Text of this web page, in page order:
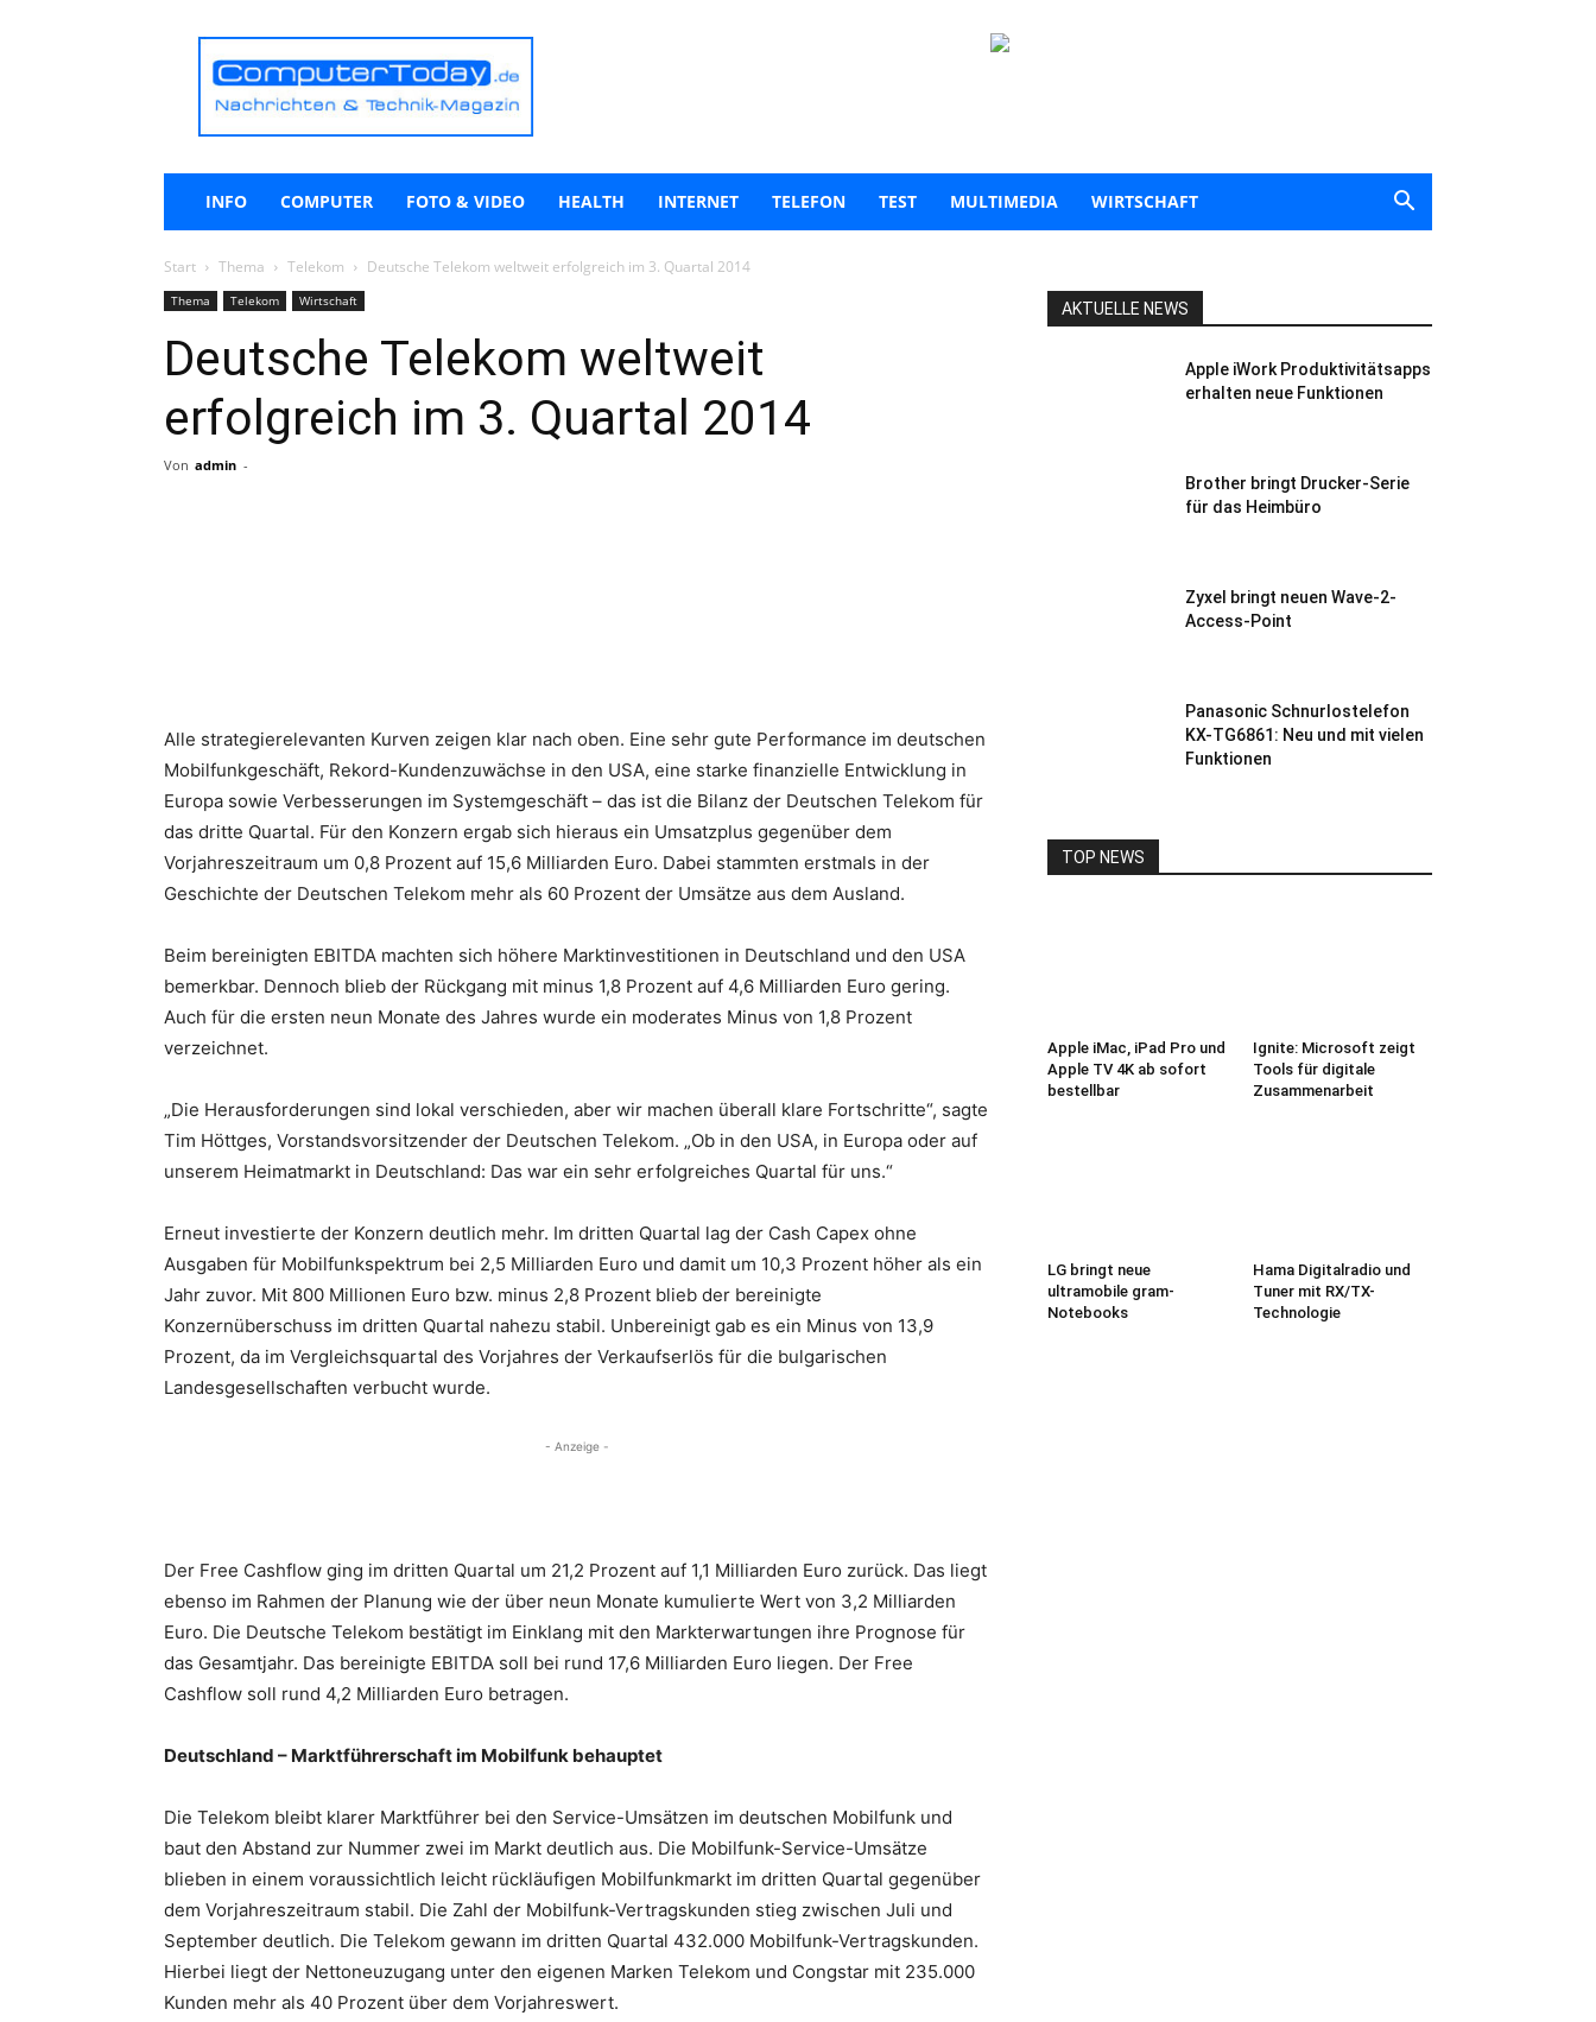
ComputerToday.de
INFO COMPUTER FOTO & VIDEO HEALTH INTERNET TELEFON TEST MULTIMEDIA WIRTSCHAFT
Start Thema Telekom Deutsche Telekom weltweit erfolgreich im 3. Quartal 2014
Thema Telekom Wirtschaft
Deutsche Telekom weltweit
erfolgreich im 3. Quartal 2014
Von admin -
Alle strategierelevanten Kurven zeigen klar nach oben. Eine sehr gute Performance im deutschen
Mobilfunkgeschäft, Rekord-Kundenzuwächse in den USA, eine starke finanzielle Entwicklung in
Europa sowie Verbesserungen im Systemgeschäft – das ist die Bilanz der Deutschen Telekom für
das dritte Quartal. Für den Konzern ergab sich hieraus ein Umsatzplus gegenüber dem
Vorjahreszeitraum um 0,8 Prozent auf 15,6 Milliarden Euro. Dabei stammten erstmals in der
Geschichte der Deutschen Telekom mehr als 60 Prozent der Umsätze aus dem Ausland.
Beim bereinigten EBITDA machten sich höhere Marktinvestitionen in Deutschland und den USA
bemerkbar. Dennoch blieb der Rückgang mit minus 1,8 Prozent auf 4,6 Milliarden Euro gering.
Auch für die ersten neun Monate des Jahres wurde ein moderates Minus von 1,8 Prozent
verzeichnet.
„Die Herausforderungen sind lokal verschieden, aber wir machen überall klare Fortschritte“, sagte
Tim Höttges, Vorstandsvorsitzender der Deutschen Telekom. „Ob in den USA, in Europa oder auf
unserem Heimatmarkt in Deutschland: Das war ein sehr erfolgreiches Quartal für uns.“
Erneut investierte der Konzern deutlich mehr. Im dritten Quartal lag der Cash Capex ohne
Ausgaben für Mobilfunkspektrum bei 2,5 Milliarden Euro und damit um 10,3 Prozent höher als ein
Jahr zuvor. Mit 800 Millionen Euro bzw. minus 2,8 Prozent blieb der bereinigte
Konzernüberschuss im dritten Quartal nahezu stabil. Unbereinigt gab es ein Minus von 13,9
Prozent, da im Vergleichsquartal des Vorjahres der Verkaufserlös für die bulgarischen
Landesgesellschaften verbucht wurde.
- Anzeige -
Der Free Cashflow ging im dritten Quartal um 21,2 Prozent auf 1,1 Milliarden Euro zurück. Das liegt
ebenso im Rahmen der Planung wie der über neun Monate kumulierte Wert von 3,2 Milliarden
Euro. Die Deutsche Telekom bestätigt im Einklang mit den Markterwartungen ihre Prognose für
das Gesamtjahr. Das bereinigte EBITDA soll bei rund 17,6 Milliarden Euro liegen. Der Free
Cashflow soll rund 4,2 Milliarden Euro betragen.
Deutschland – Marktführerschaft im Mobilfunk behauptet
Die Telekom bleibt klarer Marktführer bei den Service-Umsätzen im deutschen Mobilfunk und
baut den Abstand zur Nummer zwei im Markt deutlich aus. Die Mobilfunk-Service-Umsätze
blieben in einem voraussichtlich leicht rückläufigen Mobilfunkmarkt im dritten Quartal gegenüber
dem Vorjahreszeitraum stabil. Die Zahl der Mobilfunk-Vertragskunden stieg zwischen Juli und
September deutlich. Die Telekom gewann im dritten Quartal 432.000 Mobilfunk-Vertragskunden.
Hierbei liegt der Nettoneuzugang unter den eigenen Marken Telekom und Congstar mit 235.000
Kunden mehr als 40 Prozent über dem Vorjahreswert.
AKTUELLE NEWS
Apple iWork Produktivitätsapps
erhalten neue Funktionen
Brother bringt Drucker-Serie
für das Heimbüro
Zyxel bringt neuen Wave-2-
Access-Point
Panasonic Schnurlostelefon
KX-TG6861: Neu und mit vielen
Funktionen
TOP NEWS
Apple iMac, iPad Pro und
Apple TV 4K ab sofort
bestellbar
Ignite: Microsoft zeigt
Tools für digitale
Zusammenarbeit
LG bringt neue
ultramobile gram-
Notebooks
Hama Digitalradio und
Tuner mit RX/TX-
Technologie